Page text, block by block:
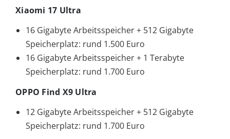
Xiaomi 17 Ultra
16 Gigabyte Arbeitsspeicher + 512 Gigabyte
Speicherplatz: rund 1.500 Euro
16 Gigabyte Arbeitsspeicher + 1 Terabyte
Speicherplatz: rund 1.700 Euro
OPPO Find X9 Ultra
12 Gigabyte Arbeitsspeicher + 512 Gigabyte
Speicherplatz: rund 1.700 Euro